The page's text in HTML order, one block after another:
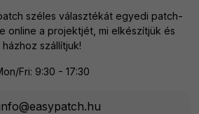
széles választékát egyedi patch-
online a projektjét, mi elkészítjük és
házhoz szállítjuk!
Fri: 9:30 - 17:30